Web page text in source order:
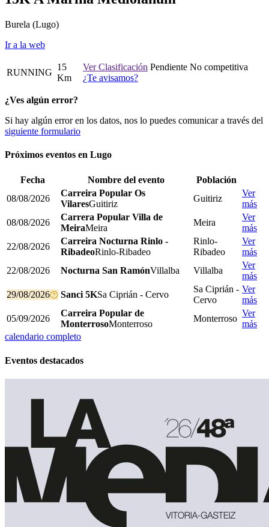
Burela (Lugo)
Ir a la web
RUNNING
15
Km
Ver Clasificación Pendiente No competitiva
¿Te avisamos?
¿Ves algún error?
Si hay algún error en los datos, nos lo puedes comunicar a través del
siguiente formulario
Próximos eventos en Lugo
Fecha Nombre del evento
Población
08/08/2026
Carreira Popular Os
VilaresGuitiriz
Guitiriz
Ver
más
08/08/2026
Carrera Popular Villa de
MeiraMeira
Meira
Ver
más
22/08/2026
Carreira Nocturna Rinlo -
RibadeoRinlo-Ribadeo
Rinlo-
Ribadeo
Ver
más
22/08/2026
Nocturna San RamónVillalba Villalba
Ver
más
29/08/2026
Sanci 5KSa Ciprián - Cervo
Sa Ciprián -
Cervo
Ver
más
05/09/2026
Carreira Popular de
MonterrosoMonterroso
Monterroso
Ver
más
calendario completo
Eventos destacados